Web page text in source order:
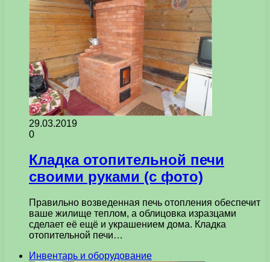
29.03.2019
0
Кладка отопительной печи
своими руками (с фото)
Правильно возведенная печь отопления обеспечит
ваше жилище теплом, а облицовка изразцами
сделает её ещё и украшением дома. Кладка
отопительной печи…
Инвентарь и оборудование